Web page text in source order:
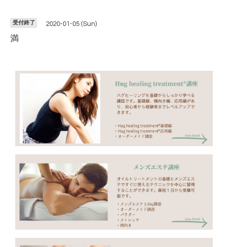
受付終了 2020-01-05 (Sun)
満